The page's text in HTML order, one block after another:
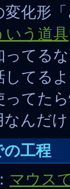
変化形
いう道具
ってる
してる
ってた
なんだ
工程
マウス